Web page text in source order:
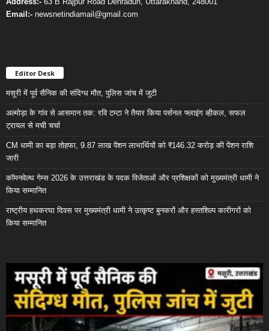
Email:- newsnetindiamail@gmail.com
Editor Desk
मसूरी में पूर्व सैनिक की संदिग्ध मौत, पुलिस जांच में जुटी
अल्मोड़ा के गांव से आसमान तक: रवि टम्टा ने तैयार किया पर्सनल फ्लाइंग व्हीकल, सफल
ट्रायल से मची चर्चा
CM धामी का बड़ा तोहफा, 9.87 लाख पेंशन लाभार्थियों को ₹146.32 करोड़ की पेंशन राशि
जारी
कॉमनवेल्थ गेम्स 2026 के उत्तराखंड के पदक विजेताओं और प्रशिक्षकों को मुख्यमंत्री धामी ने
किया सम्मानित
राष्ट्रीय हथकरघा दिवस पर मुख्यमंत्री धामी ने उत्कृष्ट बुनकरों और हस्तशिल्प कारीगरों को
किया सम्मानित